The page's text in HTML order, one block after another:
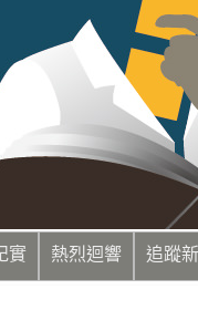
實 熱烈迴響 追蹤